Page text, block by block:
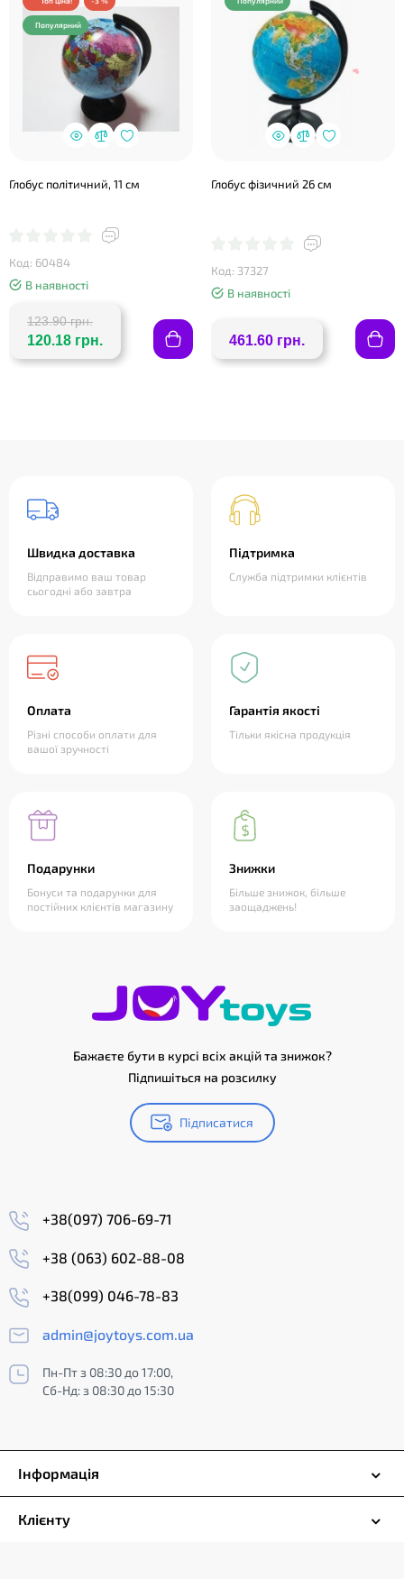
Популярний
Глобус політичний, 11 см
Код: 60484
В наявності
123.90 грн.
120.18 грн.
Глобус фізичний 26 см
Код: 37327
В наявності
461.60 грн.
Швидка доставка
Відправимо ваш товар
сьогодні або завтра
Підтримка
Служба підтримки клієнтів
Оплата
Різні способи оплати для
вашої зручності
Гарантія якості
Тільки якісна продукція
Подарунки
Бонуси та подарунки для
постійних клієнтів магазину
Знижки
Більше знижок, більше
заощаджень!
Бажаєте бути в курсі всіх акцій та знижок?
Підпишіться на розсилку
Підписатися
+38(097) 706-69-71
+38 (063) 602-88-08
+38(099) 046-78-83
admin@joytoys.com.ua
Пн-Пт з 08:30 до 17:00,
Сб-Нд: з 08:30 до 15:30
Інформація
Клієнту